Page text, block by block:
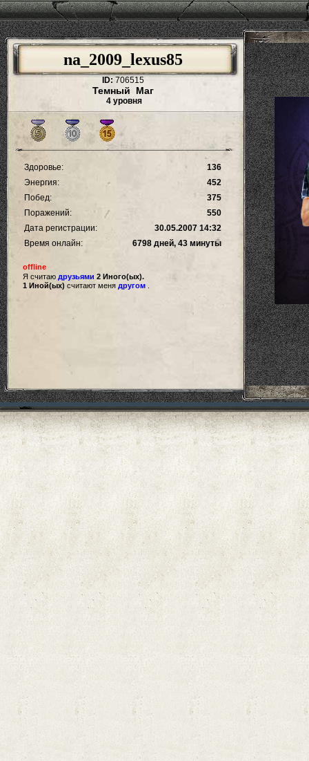
na_2009_lexus85
ID: 706515
Темный Маг
4 уровня
Здоровье:
136
Энергия:
452
Побед:
375
Поражений:
550
Дата регистрации:
30.05.2007 14:32
Время онлайн:
6798 дней, 43 минуты
offline
Я считаю друзьями 2 Иного(ых).
1 Иной(ых) считают меня другом